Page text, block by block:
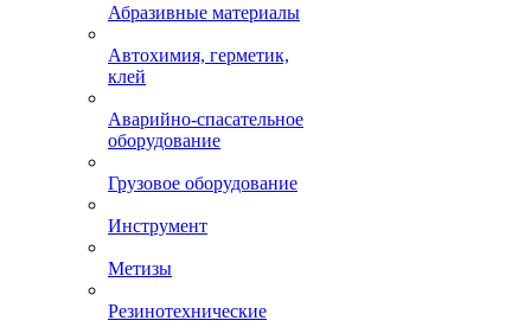
Абразивные материалы
Автохимия, герметик,
клей
Аварийно-спасательное
оборудование
Грузовое оборудование
Инструмент
Метизы
Резинотехнические